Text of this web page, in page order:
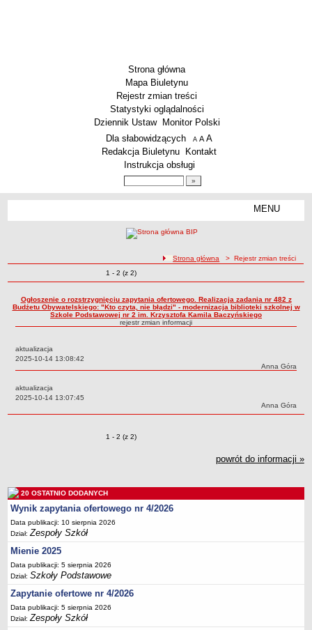
Strona główna
Mapa Biuletynu
Rejestr zmian treści
Statystyki oglądalności
Dziennik Ustaw
Monitor Polski
Menu dodatkowe
Dla słabowidzących A pomniejsz czcionkę
A standardowy rozmiar czcionki
A
Redakcja Biuletynu
Kontakt
Instrukcja obsługi
MENU
Techniczne Zakłady Naukowe
PRZEDSZKOLA
Przedszkola Miejskie
Zlikwidowane gimnazja
Wielofunkcyjna Placówka
Statut
Majątek
Godziny dyżurów
Ogłoszenie
Zarządzenia
Kontrole
Rejestry, ewidencje, archiwa
Sprawozdania
ścieżka nawigacji
Strona główna > Rejestr zmian treści
Zmiany o pozycjach
1 - 2 (z 2)
Ogłoszenie o rozstrzygnięciu zapytania ofertowego. Realizacja zadania nr 482 z
Budżetu Obywatelskiego: "Kto czyta, nie błądzi" - modernizacja biblioteki szkolnej w
Szkole Podstawowej nr 2 im. Krzysztofa Kamila Baczyńskiego
rejestr zmian informacji
aktualizacja
Data:
2025-10-14 13:08:42
Autor:
Anna Góra
aktualizacja
Data:
2025-10-14 13:07:45
Autor:
Anna Góra
Zmiany o pozycjach
1 - 2 (z 2)
powrót do informacji »
20 OSTATNIO DODANYCH
Wynik zapytania ofertowego nr 4/2026
Data publikacji: 10 sierpnia 2026
Dział:Zespoły Szkół
Mienie 2025
Data publikacji: 5 sierpnia 2026
Dział:Szkoły Podstawowe
Zapytanie ofertowe nr 4/2026
Data publikacji: 5 sierpnia 2026
Dział:Zespoły Szkół